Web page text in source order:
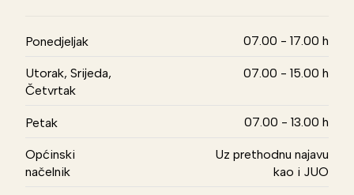
Ponedjeljak 07.00 - 17.00 h
Utorak, Srijeda,
Četvrtak
07.00 - 15.00 h
Petak 07.00 - 13.00 h
Općinski
načelnik
Uz prethodnu najavu
kao i JUO